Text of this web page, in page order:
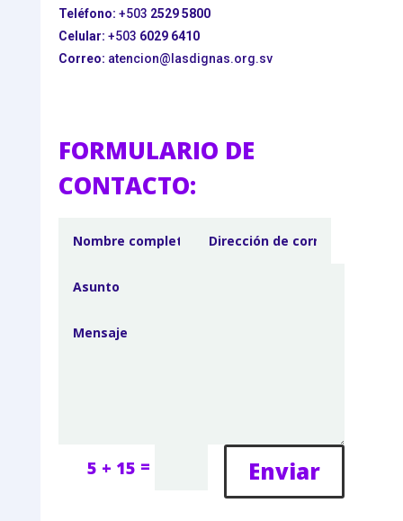
Teléfono: +503 2529 5800
Celular: +503 6029 6410
Correo: atencion@lasdignas.org.sv
FORMULARIO DE
CONTACTO:
5 + 15 = Enviar